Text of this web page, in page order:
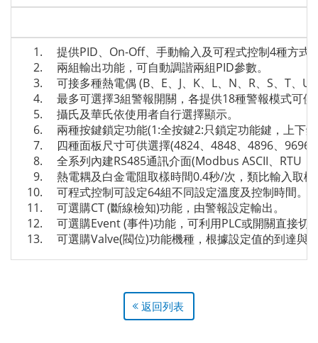
提供PID、On-Off、手動輸入及可程式控制4種方式
兩組輸出功能，可自動調諧兩組PID參數。
可接多種熱電偶 (B、E、J、K、L、N、R、S、T
最多可選擇3組警報開關，各提供18種警報模式可供
攝氏及華氏依使用者自行選擇顯示。
兩種按鍵鎖定功能(1:全按鍵2:只鎖定功能鍵，上下
四種面板尺寸可供選擇(4824、4848、4896、9696)
全系列內建RS485通訊介面(Modbus ASCII、RTU
熱電耦及白金電阻取樣時間0.4秒/次，類比輸入取
可程式控制可設定64組不同設定溫度及控制時間。
可選購CT (斷線檢知)功能，由警報設定輸出。
可選購Event (事件)功能，可利用PLC或開關直接切
可選購Valve(閥位)功能機種，根據設定值的到達與
返回列表